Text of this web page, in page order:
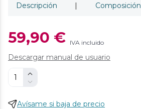
Descripción | Composición
59,90 € IVA incluido
Descargar manual de usuario
Avísame si baja de precio